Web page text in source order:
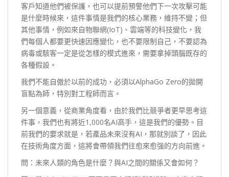
客戶知道他們被保護，也可以提前預警他們下一次攻擊可能
是什麼時候來，這件事情是我們的核心業務，維持不變；但
其他事情，例如來自物聯網(IoT)、雲端等的科技變化，我
們每個人都要更快速因應變化，也不要限制自己，不要認為
病毒或駭客一定是從怎樣的模式進來，需要拿掉頭腦既存的
各種假設。
我們不能自傲於以前的成功，必須以AlphaGo Zero的拋開
盲點為師，特別對工程師而言。
另一個意義，從商業角度看，由於我們比競爭者更早思考這
件事，我們也有將近1,000名AI高手，這是我們的優勢。目
前我們的要求就是，若產品未來沒有AI，那就別談了，因此
在技術角度方面，這將會帶領我們往愈來愈強的方向前進。
問：未來人類的角色是什麼？與AI之間的關係又會如何？